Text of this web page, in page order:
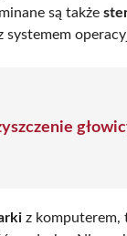
są także
z komputerem,